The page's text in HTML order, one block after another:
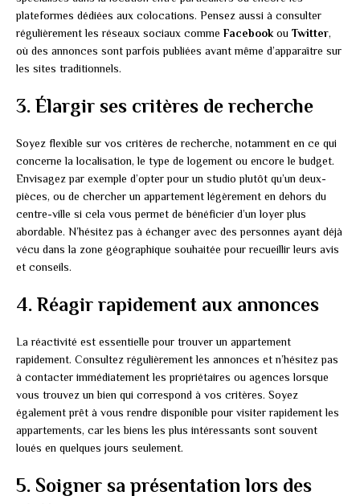
plateformes dédiées aux colocations. Pensez aussi à consulter
régulièrement les réseaux sociaux comme Facebookou Twitter,
où des annonces sont parfois publiées avant même d’apparaître sur
les sites traditionnels.
3. Élargir ses critères de recherche
Soyez flexible sur vos critères de recherche, notamment en ce qui
concerne la localisation, le type de logement ou encore le budget.
Envisagez par exemple d’opter pour un studio plutôt qu’un deux-
pièces, ou de chercher un appartement légèrement en dehors du
centre-ville si cela vous permet de bénéficier d’un loyer plus
abordable. N’hésitez pas à échanger avec des personnes ayant déjà
vécu dans la zone géographique souhaitée pour recueillir leurs avis
et conseils.
4. Réagir rapidement aux annonces
La réactivité est essentielle pour trouver un appartement
rapidement. Consultez régulièrement les annonces et n’hésitez pas
à contacter immédiatement les propriétaires ou agences lorsque
vous trouvez un bien qui correspond à vos critères. Soyez
également prêt à vous rendre disponible pour visiter rapidement les
appartements, car les biens les plus intéressants sont souvent
loués en quelques jours seulement.
5. Soigner sa présentation lors des